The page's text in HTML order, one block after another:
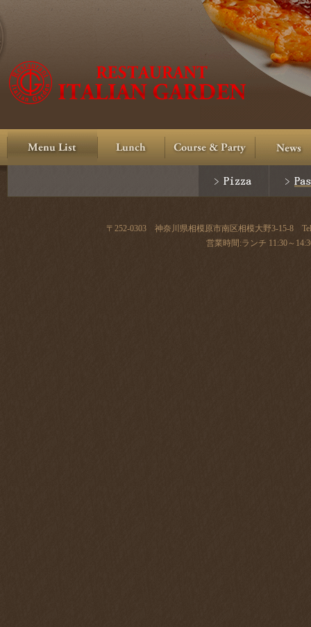
〒252-0303 神奈川県相模原市南区相模大野3-15-8
営業時間:ランチ 11:30～